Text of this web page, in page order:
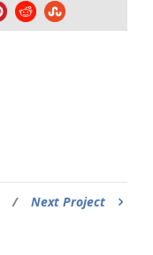
/ Next Project